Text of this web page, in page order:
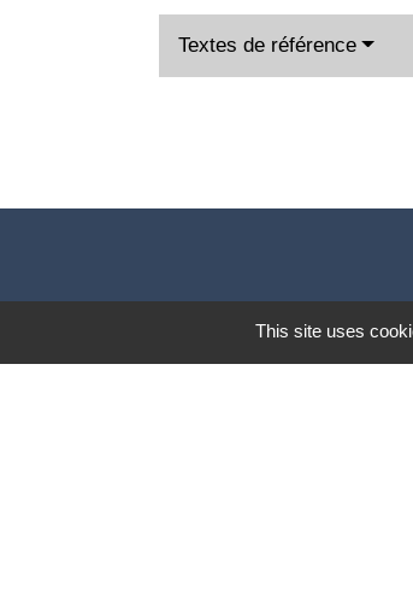
Textes de référence
This site uses